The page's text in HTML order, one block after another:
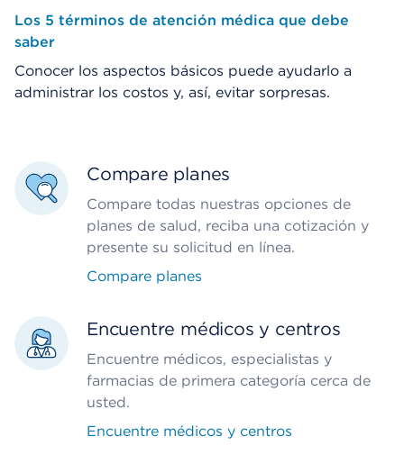
Los 5 términos de atención médica que debe
saber
Conocer los aspectos básicos puede ayudarlo a
administrar los costos y, así, evitar sorpresas.
Compare planes
Compare todas nuestras opciones de
planes de salud, reciba una cotización y
presente su solicitud en línea.
Compare planes
Encuentre médicos y centros
Encuentre médicos, especialistas y
farmacias de primera categoría cerca de
usted.
Encuentre médicos y centros